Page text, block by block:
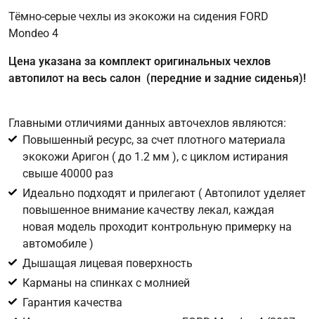
Имя
Соглашение об обработке персональных данных
Для подтверждения своего согласия на обработку ваших
персональных данных в целях исполнения запроса введите
в поле ниже цифру
Цифра с картинки
Тёмно-серые чехлы из экокожи на сидения FORD
Mondeo 4
Цена указана за комплект оригинальных чехлов
автопилот на весь салон (передние и задние сиденья)!
Главными отличиями данных авточехлов являются:
Повышенный ресурс, за счет плотного материала
экокожи Аригон ( до 1.2 мм ), с циклом истирания
свыше 40000 раз
Идеально подходят и прилегают ( Автопилот уделяет
повышенное внимание качеству лекал, каждая
новая модель проходит контрольную примерку на
автомобиле )
Дышащая лицевая поверхность
Карманы на спинках с молнией
Гарантия качества